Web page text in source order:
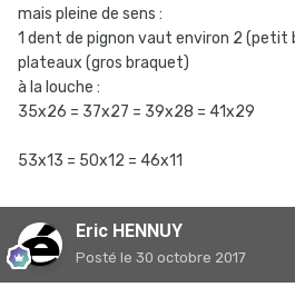
mais pleine de sens :
1 dent de pignon vaut environ 2 (petit
plateaux (gros braquet)
à la louche :
35x26 = 37x27 = 39x28 = 41x29
53x13 = 50x12 = 46x11
Eric HENNUY
Posté le 30 octobre 2017